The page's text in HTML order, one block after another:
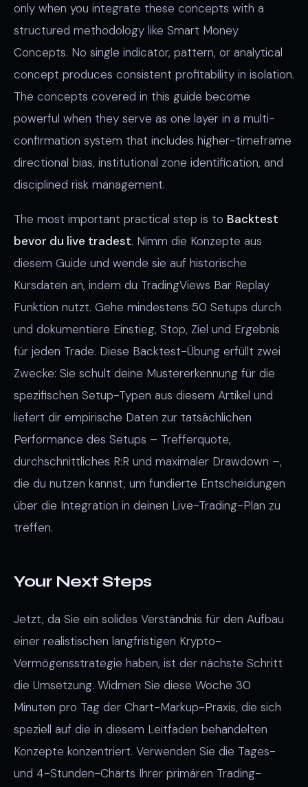
only when you integrate these concepts with a
structured methodology like Smart Money
Concepts. No single indicator, pattern, or analytical
concept produces consistent profitability in isolation.
The concepts covered in this guide become
powerful when they serve as one layer in a multi-
confirmation system that includes higher-timeframe
directional bias, institutional zone identification, and
disciplined risk management.
The most important practical step is to Backtest
bevor du live tradest. Nimm die Konzepte aus
diesem Guide und wende sie auf historische
Kursdaten an, indem du TradingViews Bar Replay
Funktion nutzt. Gehe mindestens 50 Setups durch
und dokumentiere Einstieg, Stop, Ziel und Ergebnis
für jeden Trade. Diese Backtest-Übung erfüllt zwei
Zwecke: Sie schult deine Mustererkennung für die
spezifischen Setup-Typen aus diesem Artikel und
liefert dir empirische Daten zur tatsächlichen
Performance des Setups – Trefferquote,
durchschnittliches R:R und maximaler Drawdown –,
die du nutzen kannst, um fundierte Entscheidungen
über die Integration in deinen Live-Trading-Plan zu
treffen.
Your Next Steps
Jetzt, da Sie ein solides Verständnis für den Aufbau
einer realistischen langfristigen Krypto-
Vermögensstrategie haben, ist der nächste Schritt
die Umsetzung. Widmen Sie diese Woche 30
Minuten pro Tag der Chart-Markup-Praxis, die sich
speziell auf die in diesem Leitfaden behandelten
Konzepte konzentriert. Verwenden Sie die Tages-
und 4-Stunden-Charts Ihrer primären Trading-